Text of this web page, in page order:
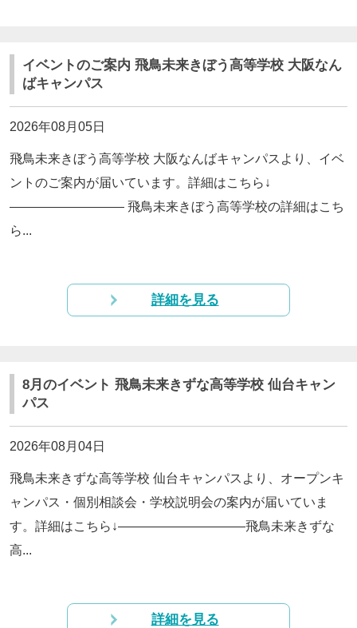
イベントのご案内 飛鳥未来きぼう高等学校 大阪なん
ばキャンパス
2026年08月05日
飛鳥未来きぼう高等学校 大阪なんばキャンパスより、イベ
ントのご案内が届いています。詳細はこちら↓
————————— 飛鳥未来きぼう高等学校の詳細はこち
ら...
詳細を見る
8月のイベント 飛鳥未来きずな高等学校 仙台キャン
パス
2026年08月04日
飛鳥未来きずな高等学校 仙台キャンパスより、オープンキ
ャンパス・個別相談会・学校説明会の案内が届いていま
す。詳細はこちら↓——————————飛鳥未来きずな
高...
詳細を見る